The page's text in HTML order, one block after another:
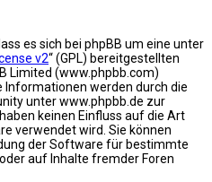
es sich bei phpBB um eine unter
v2“ (GPL) bereitgestellten
Limited (www.phpbb.com)
Informationen werden durch die
unter www.phpbb.de zur
keinen Einfluss auf die Art
verwendet wird. Sie können
der Software für bestimmte
auf Inhalte fremder Foren